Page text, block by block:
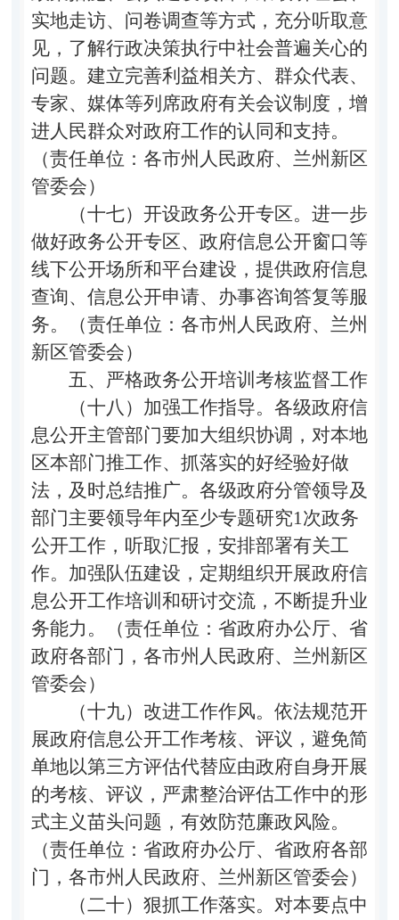
实地走访、问卷调查等方式，充分听取意
见，了解行政决策执行中社会普遍关心的
问题。建立完善利益相关方、群众代表、
专家、媒体等列席政府有关会议制度，增
进人民群众对政府工作的认同和支持。
（责任单位：各市州人民政府、兰州新区
管委会）
（十七）开设政务公开专区。 进一步
做好政务公开专区、政府信息公开窗口等
线下公开场所和平台建设，提供政府信息
查询、信息公开申请、办事咨询答复等服
务。（责任单位：各市州人民政府、兰州
新区管委会）
五、严格政务公开培训考核监督工作
（十八）加强工作指导。 各级政府信
息公开主管部门要加大组织协调，对本地
区本部门推工作、抓落实的好经验好做
法，及时总结推广。各级政府分管领导及
部门主要领导年内至少专题研究1次政务
公开工作，听取汇报，安排部署有关工
作。加强队伍建设，定期组织开展政府信
息公开工作培训和研讨交流，不断提升业
务能力。（责任单位：省政府办公厅、省
政府各部门，各市州人民政府、兰州新区
管委会）
（十九）改进工作作风。 依法规范开
展政府信息公开工作考核、评议，避免简
单地以第三方评估代替应由政府自身开展
的考核、评议，严肃整治评估工作中的形
式主义苗头问题，有效防范廉政风险。
（责任单位：省政府办公厅、省政府各部
门，各市州人民政府、兰州新区管委会）
（二十）狠抓工作落实。 对本要点中